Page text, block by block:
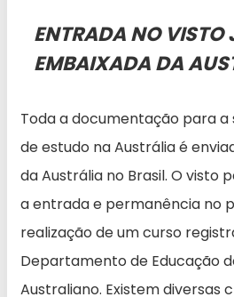
ENTRADA NO VISTO
EMBAIXADA DA
Toda a documentação para a
de estudo na Austrália é
da Austrália no Brasil. O visto
a entrada e permanência no
realização de um curso
Departamento de Educação
Australiano. Existem diversas